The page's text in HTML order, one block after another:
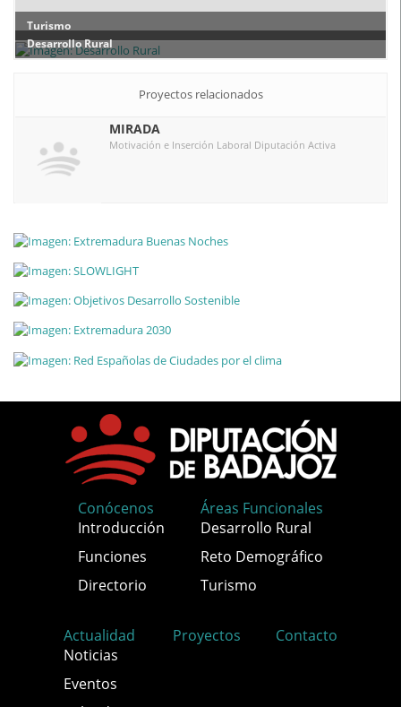
Turismo
Desarrollo Rural
Proyectos relacionados
MIRADA
Motivación e Inserción Laboral Diputación Activa
Conócenos
Introducción
Funciones
Directorio
Áreas Funcionales
Desarrollo Rural
Reto Demográfico
Turismo
Actualidad
Noticias
Eventos
Proyectos Contacto